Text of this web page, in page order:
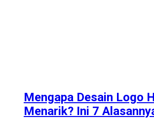
Mengapa Desain Logo
Menarik? Ini 7